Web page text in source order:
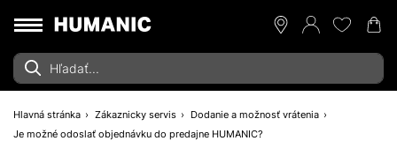
Hlavná stránka Zákaznicky servis
Dodanie a možnosť vrátenia
Je možné odoslať objednávku do predajne HUMANIC?